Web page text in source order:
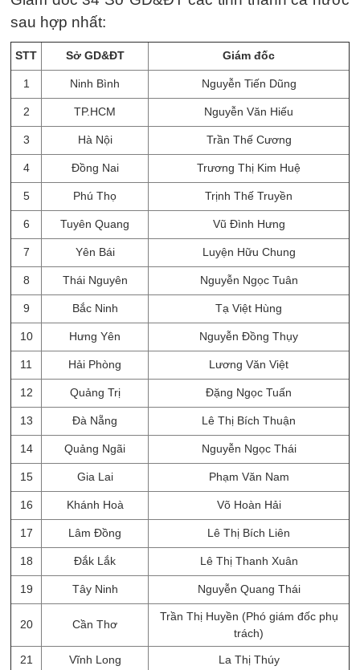
sau hợp nhất:
STT Sở GD&ĐT Giám đốc
1 Ninh Bình Nguyễn Tiến Dũng
2 TP.HCM Nguyễn Văn Hiếu
3 Hà Nội Trần Thế Cương
4 Đồng Nai Trương Thị Kim Huệ
5 Phú Thọ Trịnh Thế Truyền
6 Tuyên Quang Vũ Đình Hưng
7 Yên Bái Luyện Hữu Chung
8 Thái Nguyên Nguyễn Ngọc Tuân
9 Bắc Ninh Tạ Việt Hùng
10 Hưng Yên Nguyễn Đồng Thụy
11 Hải Phòng Lương Văn Việt
12 Quảng Trị Đặng Ngọc Tuấn
13 Đà Nẵng Lê Thị Bích Thuận
14 Quảng Ngãi Nguyễn Ngọc Thái
15 Gia Lai Phạm Văn Nam
16 Khánh Hoà Võ Hoàn Hải
17 Lâm Đồng Lê Thị Bích Liên
18 Đắk Lắk Lê Thị Thanh Xuân
19 Tây Ninh Nguyễn Quang Thái
20 Cần Thơ
Trần Thị Huyền (Phó giám đốc phụ
trách)
21 Vĩnh Long La Thị Thúy